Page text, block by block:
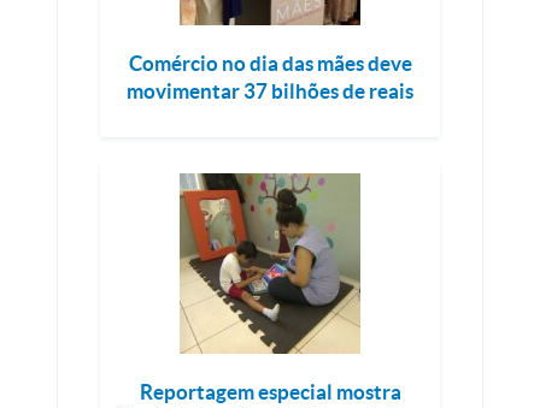
Comércio no dia das mães deve
movimentar 37 bilhões de reais
Reportagem especial mostra